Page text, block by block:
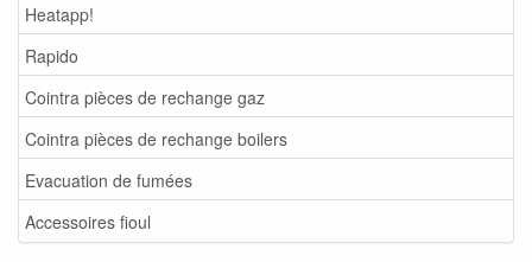
Heatapp!
Rapido
Cointra pièces de rechange gaz
Cointra pièces de rechange boilers
Evacuation de fumées
Accessoires fioul